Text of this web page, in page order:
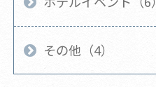
その他（4）